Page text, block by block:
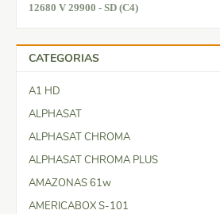
12680 V 29900 - SD (C4)
CATEGORIAS
A1 HD
ALPHASAT
ALPHASAT CHROMA
ALPHASAT CHROMA PLUS
AMAZONAS 61w
AMERICABOX S-101